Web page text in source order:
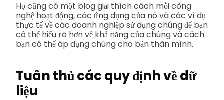
Họ cũng có một blog giải thích cách mỗi công
nghệ hoạt động, các ứng dụng của nó và các ví dụ
thực tế về các doanh nghiệp sử dụng chúng để bạn
có thể hiểu rõ hơn về khả năng của chúng và cách
bạn có thể áp dụng chúng cho bản thân mình.
Tuân thủ các quy định về dữ
liệu